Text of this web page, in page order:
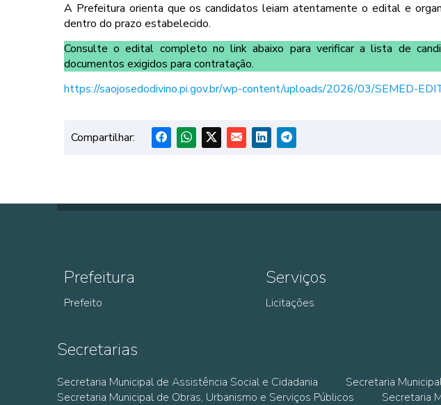
A Prefeitura orienta que os candidatos leiam atentamente o edital e
dentro do prazo estabelecido.
Consulte o edital completo no link abaixo para verificar a lista de
documentos exigidos para contratação.
https://saojosedodivino.pi.gov.br/wp-content/uploads/2026/03/SEMED-
Compartilhar:
Prefeitura
Prefeito
Serviços
Licitações
Secretarias
Secretaria Municipal de Assistência Social e Cidadania Secretaria
Secretaria Municipal de Obras, Urbanismo e Serviços Públicos
Secretaria